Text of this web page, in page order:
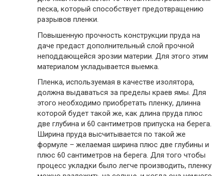
песка, который способствует предотвращению
разрывов пленки.
Повышенную прочность конструкции пруда на
даче предаст дополнительный слой прочной
неподдающейся эрозии материи. Для этого этим
материалом укладывается выемка.
Пленка, используемая в качестве изолятора,
должна выдаваться за пределы краев ямы. Для
этого необходимо приобретать пленку, длинна
которой будет такой же, как длина пруда плюс
две глубина и 60 сантиметров припуска на берега.
Ширина пруда высчитывается по такой же
формуле – желаемая ширина плюс две глубины и
плюс 60 сантиметров на берега. Для того чтобы
процесс укладки было легче производить, пленку